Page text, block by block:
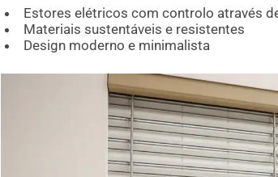
Estores elétricos com controlo através
Materiais sustentáveis e resistentes
Design moderno e minimalista